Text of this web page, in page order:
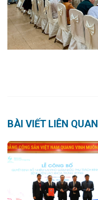
BÀI VIẾT LIÊN QUAN